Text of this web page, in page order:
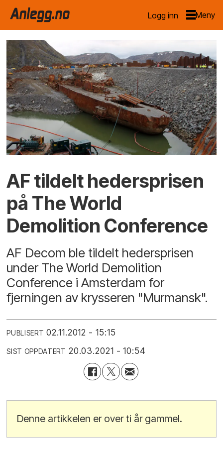
Logg inn
AF tildelt hedersprisen
på The World
Demolition Conference
AF Decom ble tildelt hedersprisen
under The World Demolition
Conference i Amsterdam for
fjerningen av krysseren "Murmansk".
PUBLISERT 02.11.2012 - 15:15
SIST OPPDATERT 20.03.2021 - 10:54
Denne artikkelen er over ti år gammel.